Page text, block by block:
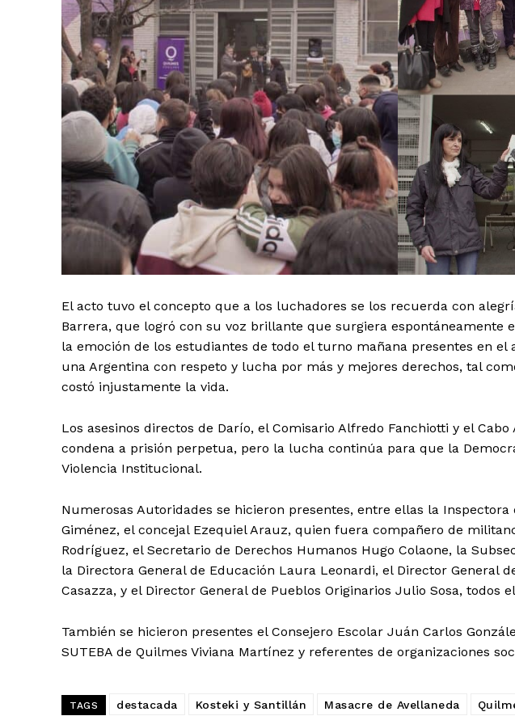
El acto tuvo el concepto que a los luchadores se los recuerda con
Barrera, que logró con su voz brillante que surgiera espontáneamente
la emoción de los estudiantes de todo el turno mañana presentes en el
una Argentina con respeto y lucha por más y mejores derechos, tal
costó injustamente la vida.
Los asesinos directos de Darío, el Comisario Alfredo Fanchiotti y el
condena a prisión perpetua, pero la lucha continúa para que la
Violencia Institucional.
Numerosas Autoridades se hicieron presentes, entre ellas la
Giménez, el concejal Ezequiel Arauz, quien fuera compañero de
Rodríguez, el Secretario de Derechos Humanos Hugo Colaone, la
la Directora General de Educación Laura Leonardi, el Director General
Casazza, y el Director General de Pueblos Originarios Julio Sosa, todos
También se hicieron presentes el Consejero Escolar Juán Carlos
SUTEBA de Quilmes Viviana Martínez y referentes de organizaciones
TAGS destacada Kosteki y Santillán Masacre de Avellaneda